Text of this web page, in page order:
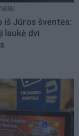
iš Jūros šventės:
laukė dvi